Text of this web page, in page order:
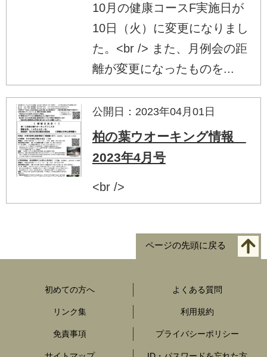
10月の健康コースF実施日が
10日（火）に変更になりまし
た。<br /> また、月例会の距
離が変更になったものを...
公開日：2023年04月01日
柏の葉ウオーキング情報
2023年4月号
<br />
ページの先頭に戻る
初めての方へ よくある質問
リンク集 利用規約
免責事項 プライバシーポリシー